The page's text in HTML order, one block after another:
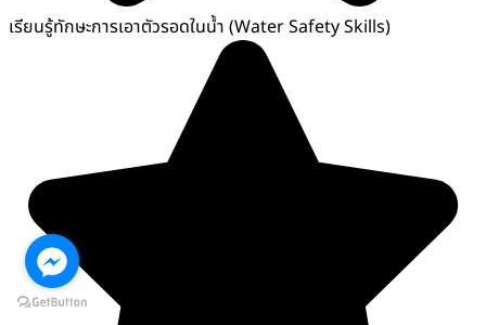
เรียนรู้ทักษะการเอาตัวรอดในน้ำ (Water Safety Skills)